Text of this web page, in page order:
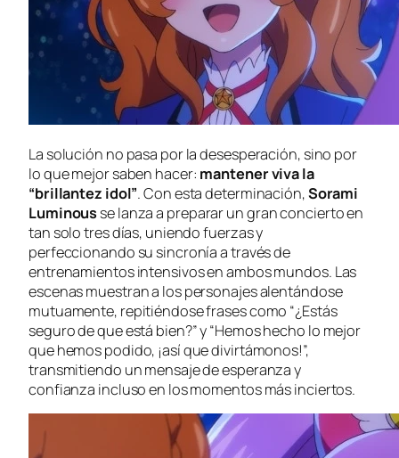
La solución no pasa por la desesperación, sino por
lo que mejor saben hacer: mantener viva la
“brillantez idol”. Con esta determinación,Sorami
Luminousse lanza a preparar un gran concierto en
tan solo tres días, uniendo fuerzas y
perfeccionando su sincronía a través de
entrenamientos intensivos en ambos mundos. Las
escenas muestran a los personajes alentándose
mutuamente, repitiéndose frases como “¿Estás
seguro de que está bien?” y “Hemos hecho lo mejor
que hemos podido, ¡así que divirtámonos!”,
transmitiendo un mensaje de esperanza y
confianza incluso en los momentos más inciertos.